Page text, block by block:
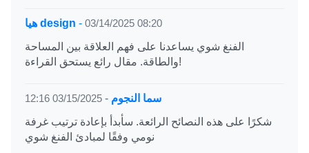
هيا design - 03/14/2025 08:20
الفنغ شوي يساعدنا على فهم العلاقة بين المساحة
والطاقة. مقال رائع يستحق القراءة!
سما النجوم -
03/15/2025 12:16
شكرًا على هذه النصائح الرائعة. سأبدأ بإعادة ترتيب غرفة
نومي وفقًا لمبادئ الفنغ شوي